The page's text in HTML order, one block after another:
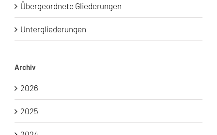
Übergeordnete Gliederungen
Untergliederungen
Archiv
2026
2025